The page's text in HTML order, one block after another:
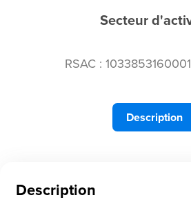
Secteur
RSAC :
Description
Description